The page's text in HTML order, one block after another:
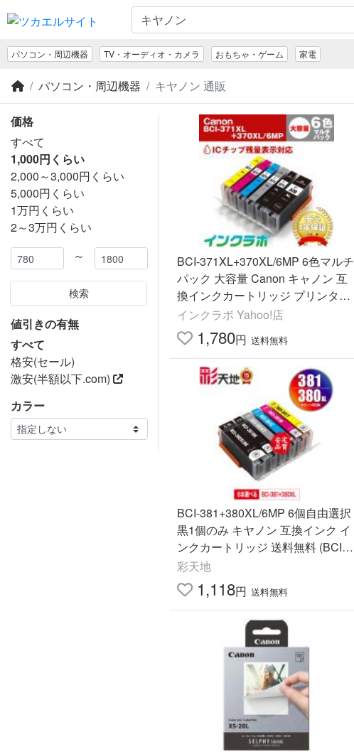
パソコン・周辺機器 TV・オーディオ・カメラ おもちゃ・ゲーム 家電
パソコン・周辺機器 キヤノン 通販
価格
すべて
1,000円くらい
2,000～3,000円くらい
5,000円くらい
1万円くらい
2～3万円くらい
～
検索
値引きの有無
すべて
格安(セール)
激安(半額以下.com)
カラー
BCI-371XL+370XL/6MP 6色マルチ
パック 大容量 Canon キャノン 互
換インクカートリッジ プリンター
インク ICチップ・残量検知対応
インクラボ Yahoo!店
1,780円 送料無料
BCI-381+380XL/6MP 6個自由選択
黒1個のみ キヤノン 互換インク イ
ンクカートリッジ 送料無料 (BCI-3
80 BCI-381 BCI-380XL BCI-381XL
BCI 380 381)
彩天地
1,118円 送料無料